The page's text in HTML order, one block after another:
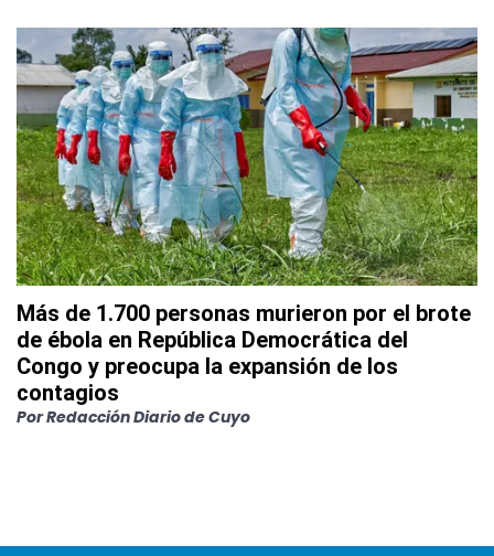
Más de 1.700 personas murieron por el brote
de ébola en República Democrática del
Congo y preocupa la expansión de los
contagios
PorRedacción Diario de Cuyo